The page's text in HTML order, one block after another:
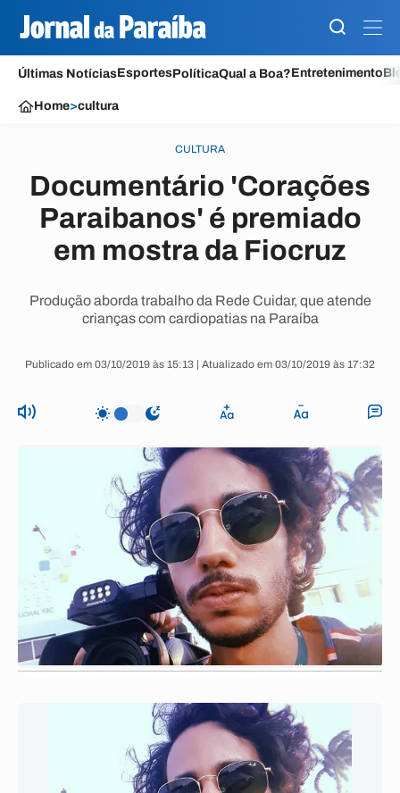
Últimas NotíciasEsportesPolíticaQual a Boa?Entretenimento
Home>cultura
CULTURA
Documentário 'Corações
Paraibanos' é premiado
em mostra da Fiocruz
Produção aborda trabalho da Rede Cuidar, que atende
crianças com cardiopatias na Paraíba
Publicado em 03/10/2019 às 15:13 | Atualizado em 03/10/2019 às 17:32